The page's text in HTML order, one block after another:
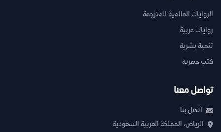
الروايات العالمية المترجمة
روايات عربية
تنمية بشرية
كتب حصرية
تواصل معنا
اتصل بنا
الرياض، المملكة العربية السعودية